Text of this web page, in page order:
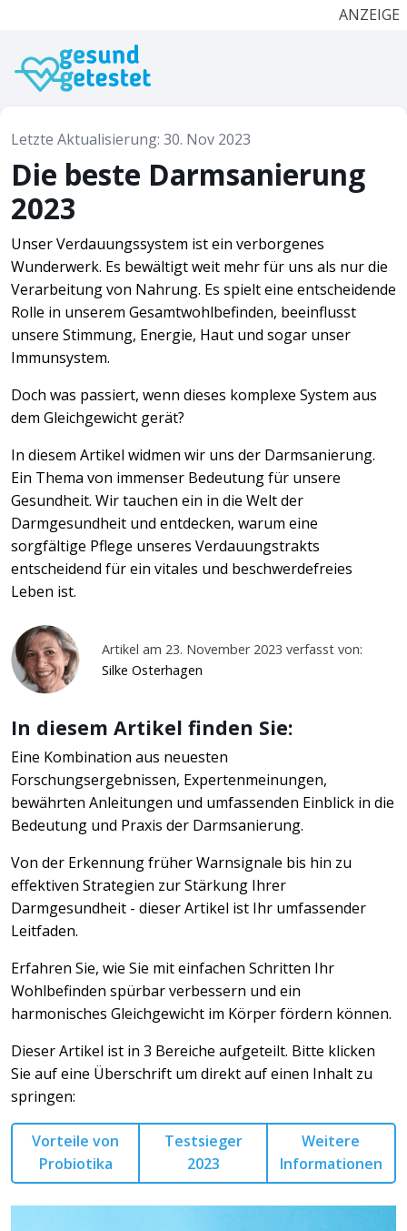
ANZEIGE
Letzte Aktualisierung: 30. Nov 2023
Die beste Darmsanierung
2023
Unser Verdauungssystem ist ein verborgenes
Wunderwerk. Es bewältigt weit mehr für uns als nur die
Verarbeitung von Nahrung. Es spielt eine entscheidende
Rolle in unserem Gesamtwohlbefinden, beeinflusst
unsere Stimmung, Energie, Haut und sogar unser
Immunsystem.
Doch was passiert, wenn dieses komplexe System aus
dem Gleichgewicht gerät?
In diesem Artikel widmen wir uns der Darmsanierung.
Ein Thema von immenser Bedeutung für unsere
Gesundheit. Wir tauchen ein in die Welt der
Darmgesundheit und entdecken, warum eine
sorgfältige Pflege unseres Verdauungstrakts
entscheidend für ein vitales und beschwerdefreies
Leben ist.
Artikel am 23. November 2023 verfasst von:
Silke Osterhagen
In diesem Artikel finden Sie:
Eine Kombination aus neuesten
Forschungsergebnissen, Expertenmeinungen,
bewährten Anleitungen und umfassenden Einblick in die
Bedeutung und Praxis der Darmsanierung.
Von der Erkennung früher Warnsignale bis hin zu
effektiven Strategien zur Stärkung Ihrer
Darmgesundheit - dieser Artikel ist Ihr umfassender
Leitfaden.
Erfahren Sie, wie Sie mit einfachen Schritten Ihr
Wohlbefinden spürbar verbessern und ein
harmonisches Gleichgewicht im Körper fördern können.
Dieser Artikel ist in 3 Bereiche aufgeteilt. Bitte klicken
Sie auf eine Überschrift um direkt auf einen Inhalt zu
springen:
Vorteile von
Probiotika
Testsieger
2023
Weitere
Informationen